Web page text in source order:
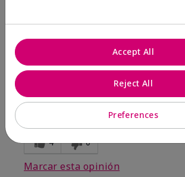
residue.
Mostrar Traducción
Sí, recomendaría a un amigo
¿Le ha resultado útil
4 0
Marcar esta opinión
Preferences
Reject All
Accept All